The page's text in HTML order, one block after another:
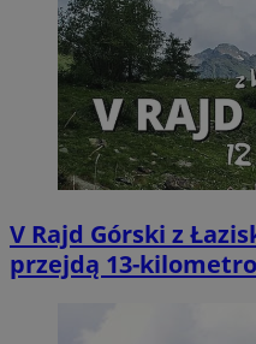
V Rajd Górski z
przejdą 13-